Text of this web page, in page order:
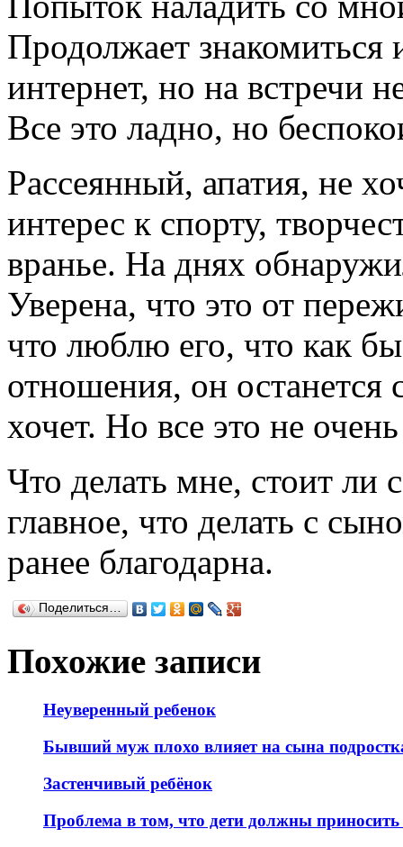
Продолжает знакомиться
интернет, но на встречи
Все это ладно, но
Рассеянный, апатия, не
интерес к спорту,
вранье. На днях
Уверена, что это от
что люблю его, что как
отношения, он останется
хочет. Но все это не
Что делать мне, стоит ли
главное, что делать с
ранее благодарна.
Поделиться…
Похожие записи
Неуверенный ребенок
Бывший муж плохо влияет на сына
Застенчивый ребёнок
Проблема в том, что дети должны приносить